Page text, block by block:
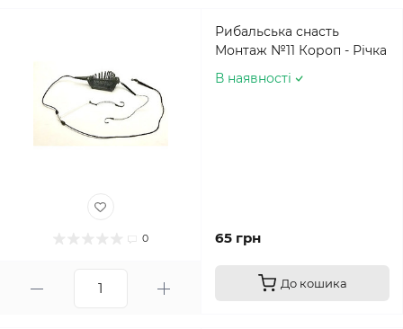
0
Рибальська снасть
Монтаж №11 Короп - Річка
В наявності
65 грн
До кошика